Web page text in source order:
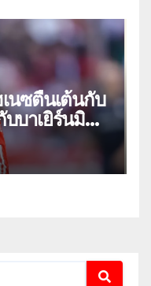
นซตื่นเต้นกับ
บาเยิร์นมิ